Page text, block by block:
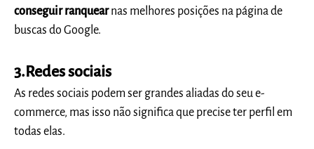
conseguir ranquearnas melhores posições na página de
buscas do Google.
3.Redes sociais
As redes sociais podem ser grandes aliadas do seu e-
commerce, mas isso não significa que precise ter perfil em
todas elas.